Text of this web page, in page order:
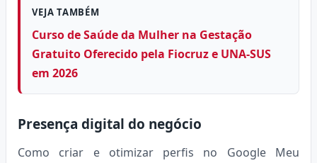
VEJA TAMBÉM
Curso de Saúde da Mulher na Gestação
Gratuito Oferecido pela Fiocruz e UNA-SUS
em 2026
Presença digital do negócio
Como criar e otimizar perfis no Google Meu